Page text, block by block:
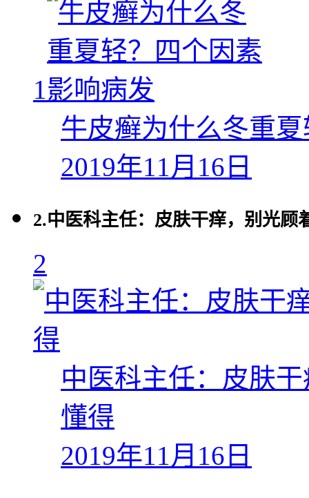
1
牛皮癣为什么冬重
2019年11月16日
2.中医科主任：皮肤干痒，别光顾
2
中医科主任：皮肤
懂得
2019年11月16日